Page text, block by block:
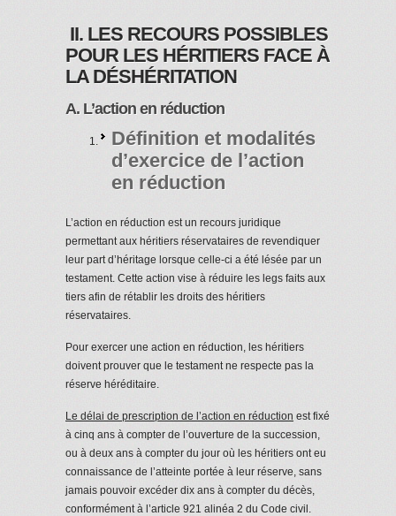
II. LES RECOURS POSSIBLES
POUR LES HÉRITIERS FACE À
LA DÉSHÉRITATION
A. L’action en réduction
Définition et modalités
d’exercice de l’action
en réduction
L’action en réduction est un recours juridique
permettant aux héritiers réservataires de revendiquer
leur part d’héritage lorsque celle-ci a été lésée par un
testament. Cette action vise à réduire les legs faits aux
tiers afin de rétablir les droits des héritiers
réservataires.
Pour exercer une action en réduction, les héritiers
doivent prouver que le testament ne respecte pas la
réserve héréditaire.
Le délai de prescription de l’action en réduction est fixé
à cinq ans à compter de l’ouverture de la succession,
ou à deux ans à compter du jour où les héritiers ont eu
connaissance de l’atteinte portée à leur réserve, sans
jamais pouvoir excéder dix ans à compter du décès,
conformément à l’article 921 alinéa 2 du Code civil.